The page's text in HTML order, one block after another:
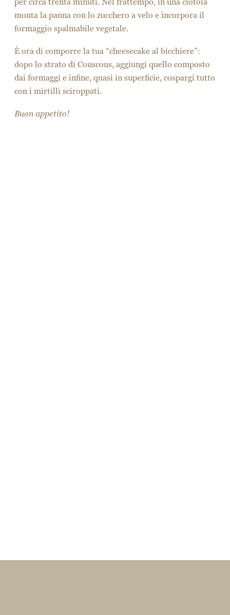
monta la panna con lo zucchero a velo e incorpora il
formaggio spalmabile vegetale.
È ora di comporre la tua “cheesecake al bicchiere”:
dopo lo strato di Couscous, aggiungi quello composto
dai formaggi e infine, quasi in superficie, cospargi tutto
con i mirtilli sciroppati.
Buon appetito!